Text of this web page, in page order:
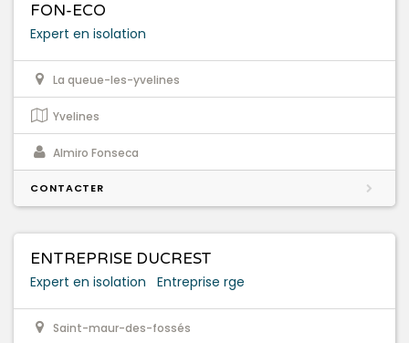
FON-ECO
Expert en isolation
La queue-les-yvelines
Yvelines
Almiro Fonseca
CONTACTER
ENTREPRISE DUCREST
Expert en isolation Entreprise rge
Saint-maur-des-fossés